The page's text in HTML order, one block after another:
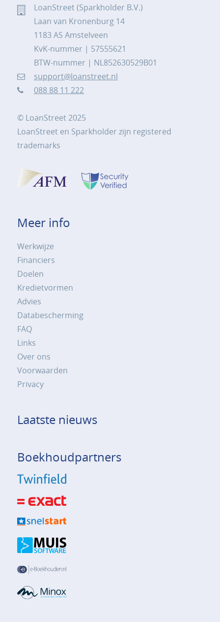
LoanStreet (Sparkholder B.V.)
Laan van Kronenburg 14
1183 AS Amstelveen
KvK-nummer | 57555621
BTW-nummer | NL852630529B01
support@loanstreet.nl
088 88 11 222
© LoanStreet 2025
LoanStreet en Sparkholder zijn registered
trademarks
Meer info
Werkwijze
Financiers
Doelen
Kredietvormen
Advies
Databescherming
FAQ
Links
Over ons
Voorwaarden
Privacy
Laatste nieuws
Boekhoudpartners